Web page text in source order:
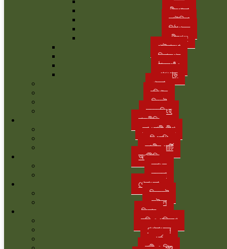
পীরগাছা
কাউনিয়া
মিঠাপুকুর
পীরগঞ্জ
গাইবান্ধা
দিনাজপুর
ঠাকুরগাঁও
পঞ্চগড়
খুলনা
বরিশাল
সিলেট
ময়মনসিংহ
রাজনীতি
আওয়ামী লীগ
বিএনপি
জাতীয় পার্টি
অর্থনীতি
ব্যাংক
ব্যবসা
খেলাধুলা
ক্রিকেট
ফুটবল
ফিচার
কৃষি ও পরিবেশ
গণমাধ্যম
ধর্ম